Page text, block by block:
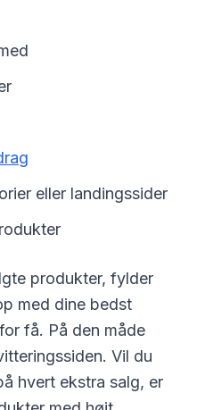
eller landingssider
produkter, fylder
med dine bedst
få. På den måde
Vil du
hvert ekstra salg, er